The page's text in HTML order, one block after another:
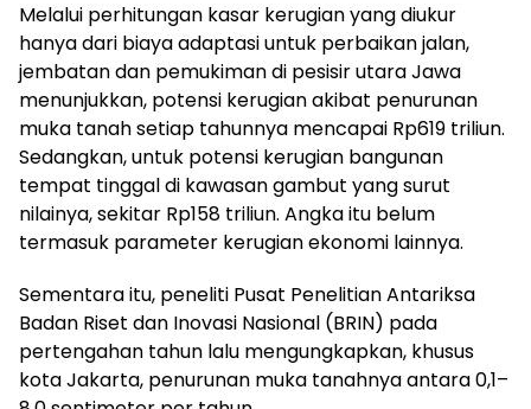
Melalui perhitungan kasar kerugian yang diukur
hanya dari biaya adaptasi untuk perbaikan jalan,
jembatan dan pemukiman di pesisir utara Jawa
menunjukkan, potensi kerugian akibat penurunan
muka tanah setiap tahunnya mencapai Rp619 triliun.
Sedangkan, untuk potensi kerugian bangunan
tempat tinggal di kawasan gambut yang surut
nilainya, sekitar Rp158 triliun. Angka itu belum
termasuk parameter kerugian ekonomi lainnya.
Sementara itu, peneliti Pusat Penelitian Antariksa
Badan Riset dan Inovasi Nasional (BRIN) pada
pertengahan tahun lalu mengungkapkan, khusus
kota Jakarta, penurunan muka tanahnya antara 0,1–